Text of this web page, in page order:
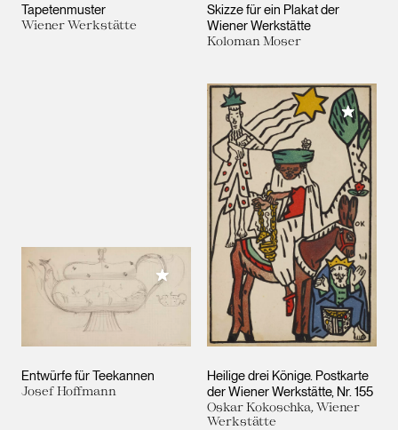
Tapetenmuster
Wiener Werkstätte
Skizze für ein Plakat der
Wiener Werkstätte
Koloman Moser
Entwürfe für Teekannen
Josef Hoffmann
Meiner Sammlung hinzufügen
Heilige drei Könige. Postkarte
der Wiener Werkstätte, Nr. 155
Oskar Kokoschka, Wiener
Werkstätte
Meiner